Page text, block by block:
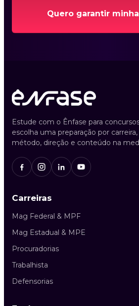
Quero garantir
Estude com o Ênfase para
escolha uma preparação por
método, direção e conteúdo na
Carreiras
Mag Federal & MPF
Mag Estadual & MPE
Procuradorias
Trabalhista
Defensorias